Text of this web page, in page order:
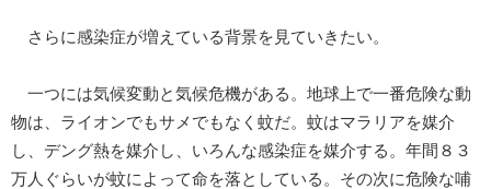
さらに感染症が増えている背景を見ていきたい。
一つには気候変動と気候危機がある。地球上で一番危険な動
物は、ライオンでもサメでもなく蚊だ。蚊はマラリアを媒介
し、デング熱を媒介し、いろんな感染症を媒介する。年間８３
万人ぐらいが蚊によって命を落としている。その次に危険な哺